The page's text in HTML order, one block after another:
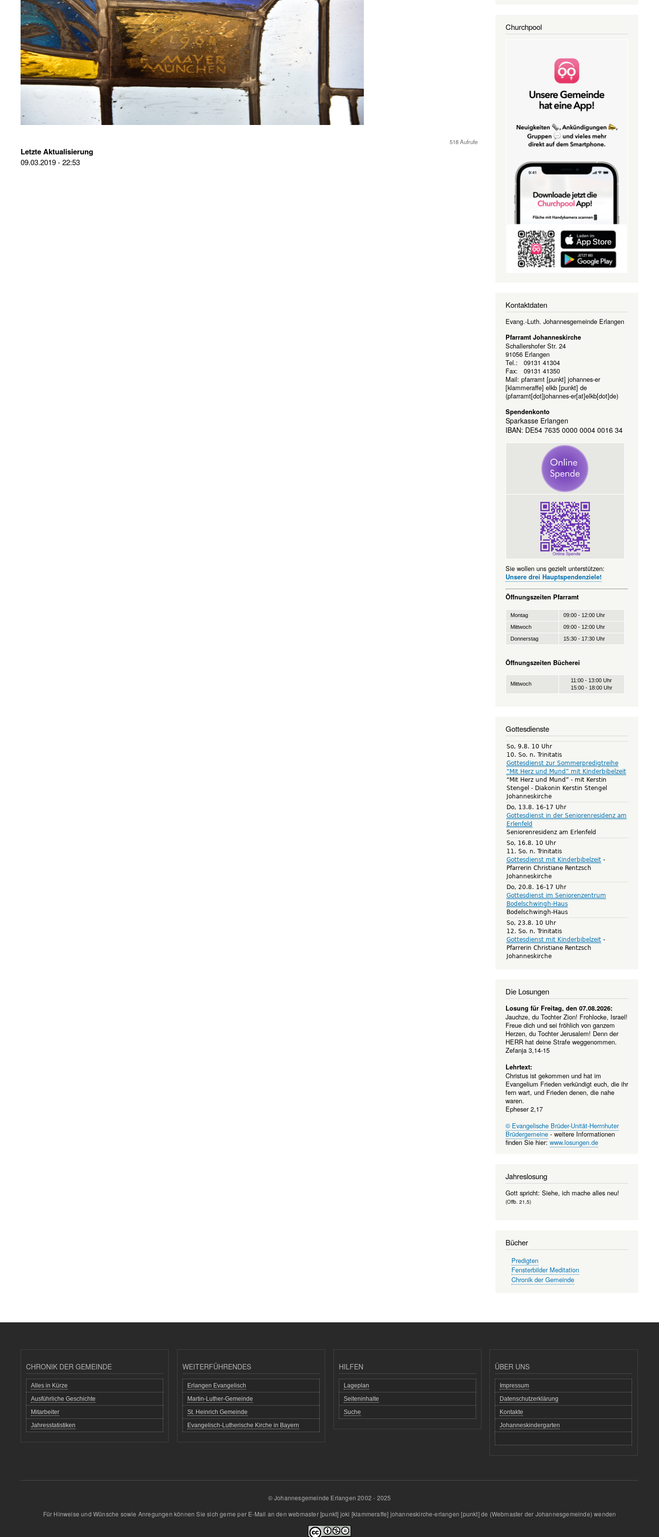
518 Aufrufe
Letzte Aktualisierung
09.03.2019 - 22:53
Churchpool
Kontaktdaten
Evang.-Luth. Johannesgemeinde Erlangen
Pfarramt Johanneskirche
Schallershofer Str. 24
91056 Erlangen
Tel.: 09131 41304
Fax: 09131 41350
Mail: pfarramt[punkt] johannes-er
[klammeraffe] elkb[punkt] de
(pfarramt[dot]johannes-er[at]elkb[dot]de)
Spendenkonto
Sparkasse Erlangen
IBAN: DE54 7635 0000 0004 0016 34
Sie wollen uns gezielt unterstützen:
Unsere drei Hauptspendenziele!
Öffnungszeiten Pfarramt
Montag
09:00 - 12:00 Uhr
Mittwoch
09:00 - 12:00 Uhr
Donnerstag
15:30 - 17:30 Uhr
Öffnungszeiten Bücherei
Mittwoch
11:00 - 13:00 Uhr
15:00 - 18:00 Uhr
Gottesdienste
So, 9.8. 10 Uhr
10. So. n. Trinitatis
Gottesdienst zur Sommerpredigtreihe
“Mit Herz und Mund” mit Kinderbibelzeit
“Mit Herz und Mund” - mit Kerstin
Stengel
Diakonin Kerstin Stengel
Johanneskirche
Do, 13.8. 16-17 Uhr
Gottesdienst in der Seniorenresidenz am
Erlenfeld
Seniorenresidenz am Erlenfeld
So, 16.8. 10 Uhr
11. So. n. Trinitatis
Gottesdienst mit Kinderbibelzeit
Pfarrerin Christiane Rentzsch
Johanneskirche
Do, 20.8. 16-17 Uhr
Gottesdienst im Seniorenzentrum
Bodelschwingh-Haus
Bodelschwingh-Haus
So, 23.8. 10 Uhr
12. So. n. Trinitatis
Gottesdienst mit Kinderbibelzeit
Pfarrerin Christiane Rentzsch
Johanneskirche
Die Losungen
Losung für Freitag, den 07.08.2026:
Jauchze, du Tochter Zion! Frohlocke, Israel!
Freue dich und sei fröhlich von ganzem
Herzen, du Tochter Jerusalem! Denn der
HERR hat deine Strafe weggenommen.
Zefanja 3,14-15
Lehrtext:
Christus ist gekommen und hat im
Evangelium Frieden verkündigt euch, die ihr
fern wart, und Frieden denen, die nahe
waren.
Epheser 2,17
© Evangelische Brüder-Unität-Herrnhuter
Brüdergemeine- weitere Informationen
finden Sie hier:www.losungen.de
Jahreslosung
Gott spricht: Siehe, ich mache alles neu!
(Offb. 21,5)
Bücher
Predigten
Fensterbilder Meditation
Chronik der Gemeinde
CHRONIK DER GEMEINDE
Alles in Kürze
Ausführliche Geschichte
Mitarbeiter
Jahresstatistiken
WEITERFÜHRENDES
Erlangen Evangelisch
Martin-Luther-Gemeinde
St. Heinrich Gemeinde
Evangelisch-Lutherische Kirche in Bayern
HILFEN
Lageplan
Seiteninhalte
Suche
ÜBER UNS
Impressum
Datenschutzerklärung
Kontakte
Johanneskindergarten
© Johannesgemeinde Erlangen 2002 - 2025
Für Hinweise und Wünsche sowie Anregungen können Sie sich gerne per E-Mail an denwebmaster[punkt] joki [klammeraffe] johanneskirche-erlangen [punkt]de (Webmaster der Johannesgemeinde) wenden